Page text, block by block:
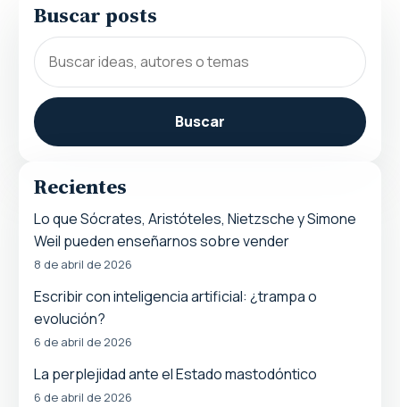
Buscar posts
Buscar
Recientes
Lo que Sócrates, Aristóteles, Nietzsche y Simone
Weil pueden enseñarnos sobre vender
8 de abril de 2026
Escribir con inteligencia artificial: ¿trampa o
evolución?
6 de abril de 2026
La perplejidad ante el Estado mastodóntico
6 de abril de 2026